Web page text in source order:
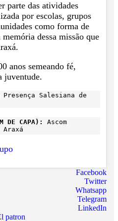
parte das atividades
por escolas, grupos
como forma de
dessa missão que
anos semeando fé,
juventude.
Presença Salesiana de
DE CAPA):
Ascom
Araxá
Facebook
Twitter
Whatsapp
Telegram
LinkedIn